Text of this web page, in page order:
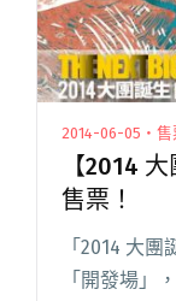
2014-06-05・
【2014
售票！
「2014 大
「開發場」